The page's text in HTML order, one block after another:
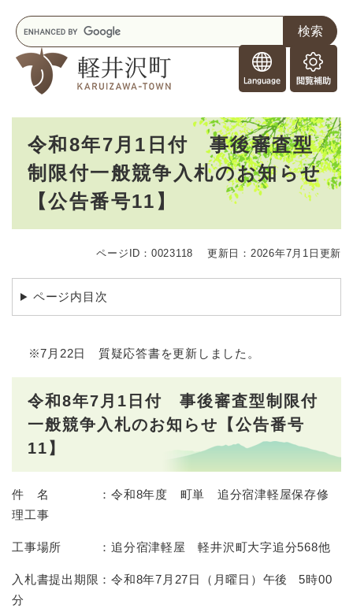
o
r
e
i
g
s
閲
覧
助
キ
ー
ワ
令和8年7月1日付 事後審査型
制限付一般競争入札のお知らせ
【公告番号11】
ページID：0023118 更新日：2026年7月1日更新
ページ内目次
※7月22日 質疑応答書を更新しました。
令和8年7月1日付 事後審査型制限付
一般競争入札のお知らせ【公告番号
11】
件 名 ：令和8年度 町単 追分宿津軽屋保存修
理工事
工事場所 ：追分宿津軽屋 軽井沢町大字追分568他
入札書提出期限：令和8年7月27日（月曜日）午後 5時00
分